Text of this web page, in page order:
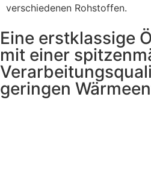
verschiedenen Rohstoffen.
Eine erstklassige
mit einer
geringen